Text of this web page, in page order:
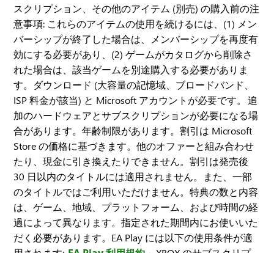
スクリプション、その他のアイテム (別売) の購入前の注
意事項: これらのアイテムの使用を続けるには、(1) メン
バーシップが終了した場合は、メンバーシップを再度有
効にする必要があり、(2) ゲームがカタログから削除さ
れた場合は、該当ゲームを別途購入する必要がありま
す。ダウンロード (大容量の記憶域、ブロードバンド、
ISP 料金が該当) と Microsoft アカウントが必要です。 追
加のハードウェアとサブスクリプションが必要になる場
合があります。年齢制限があります。割引は Microsoft
Store の価格に基づきます。他のオファーと組み合わせ
たり、現金に引き換えたりできません。割引は発売後
30 日以内のタイトルには適用されません。また、一部
のタイトルではご利用いただけません。特典の数と内容
は、ゲーム、地域、プラットフォーム、および時間の経
過によって異なります。指定された期間内にお使いいた
だく必要があります。EA Play には以下の使用条件が適